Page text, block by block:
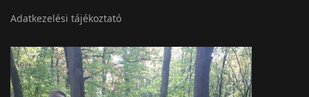
Adatkezelési tájékoztató